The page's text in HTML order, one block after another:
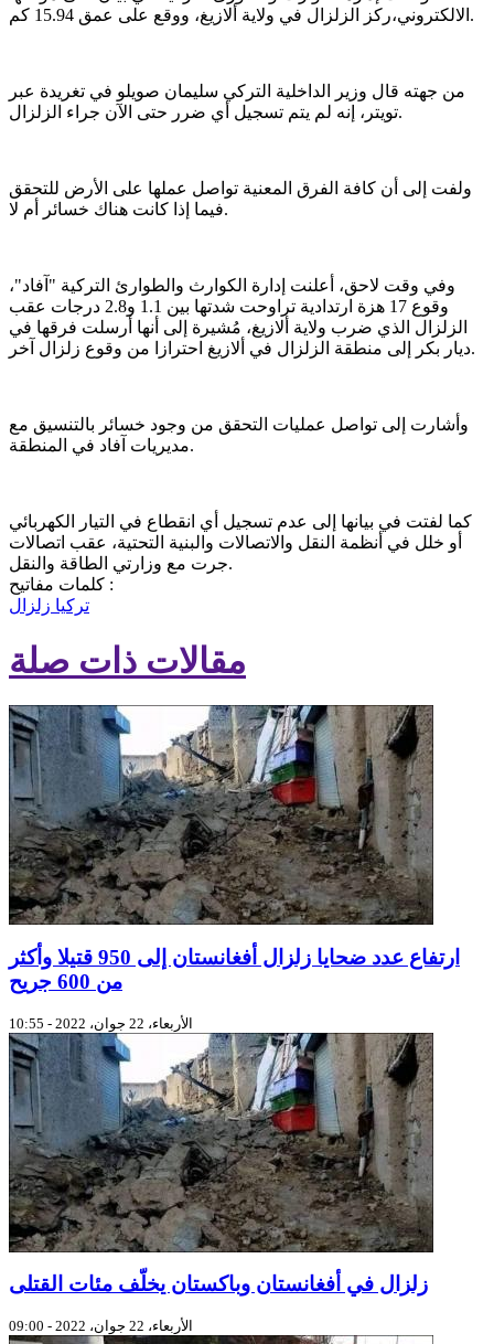
الالكتروني،ركز الزلزال في ولاية ألازيغ، ووقع على عمق 15.94 كم.
من جهته قال وزير الداخلية التركي سليمان صويلو في تغريدة عبر
تويتر، إنه لم يتم تسجيل أي ضرر حتى الآن جراء الزلزال.
ولفت إلى أن كافة الفرق المعنية تواصل عملها على الأرض للتحقق
فيما إذا كانت هناك خسائر أم لا.
وفي وقت لاحق، أعلنت إدارة الكوارث والطوارئ التركية "آفاد"،
وقوع 17 هزة ارتدادية تراوحت شدتها بين 1.1 و2.8 درجات عقب
الزلزال الذي ضرب ولاية ألازيغ، مُشيرة إلى أنها أرسلت فرقها في
ديار بكر إلى منطقة الزلزال في ألازيغ احترازا من وقوع زلزال آخر.
وأشارت إلى تواصل عمليات التحقق من وجود خسائر بالتنسيق مع
مديريات آفاد في المنطقة.
كما لفتت في بيانها إلى عدم تسجيل أي انقطاع في التيار الكهربائي
أو خلل في أنظمة النقل والاتصالات والبنية التحتية، عقب اتصالات
جرت مع وزارتي الطاقة والنقل.
كلمات مفاتيح :
تركيا زلزال
مقالات ذات صلة
ارتفاع عدد ضحايا زلزال أفغانستان إلى 950 قتيلا وأكثر
من 600 جريح
الأربعاء، 22 جوان، 2022 - 10:55
زلزال في أفغانستان وباكستان يخلّف مئات القتلى
الأربعاء، 22 جوان، 2022 - 09:00